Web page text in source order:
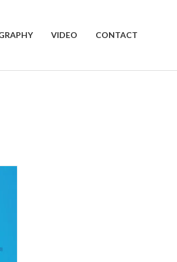
VIDEO CONTACT